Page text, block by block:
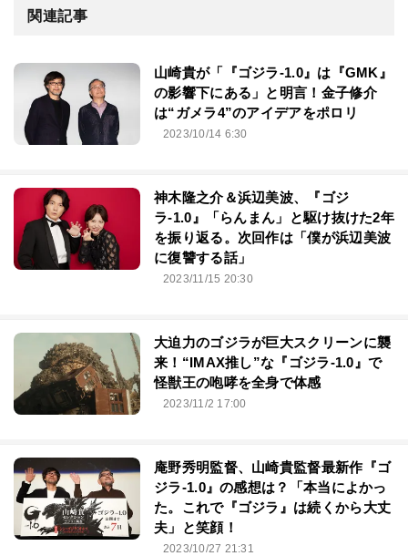
関連記事
山崎貴が「『ゴジラ-1.0』は『GMK』
の影響下にある」と明言！金子修介
は“ガメラ4”のアイデアをポロリ
2023/10/14 6:30
神木隆之介＆浜辺美波、『ゴジ
ラ-1.0』「らんまん」と駆け抜けた2年
を振り返る。次回作は「僕が浜辺美波
に復讐する話」
2023/11/15 20:30
大迫力のゴジラが巨大スクリーンに襲
来！“IMAX推し”な『ゴジラ-1.0』で
怪獣王の咆哮を全身で体感
2023/11/2 17:00
庵野秀明監督、山崎貴監督最新作『ゴ
ジラ-1.0』の感想は？「本当によかっ
た。これで『ゴジラ』は続くから大丈
夫」と笑顔！
2023/10/27 21:31